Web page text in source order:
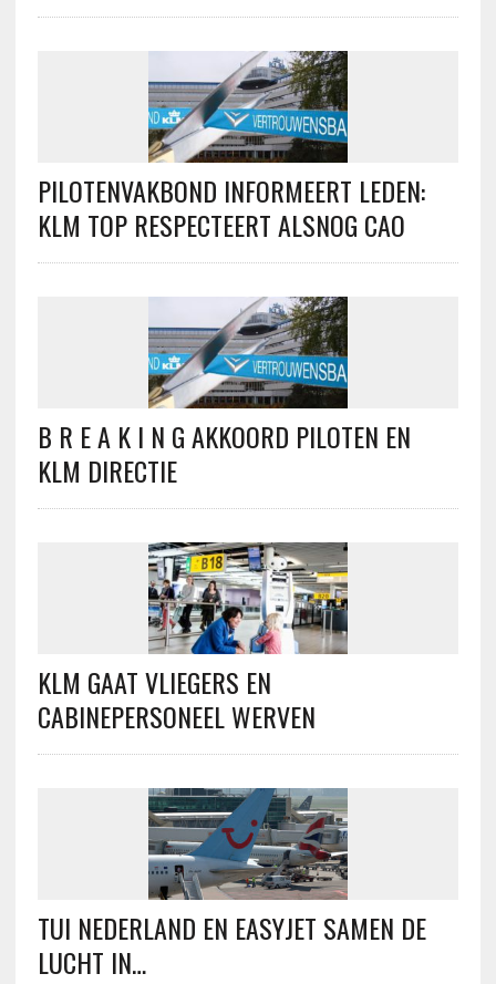
PILOTENVAKBOND INFORMEERT LEDEN:
KLM TOP RESPECTEERT ALSNOG CAO
B R E A K I N G AKKOORD PILOTEN EN
KLM DIRECTIE
KLM GAAT VLIEGERS EN
CABINEPERSONEEL WERVEN
TUI NEDERLAND EN EASYJET SAMEN DE
LUCHT IN…